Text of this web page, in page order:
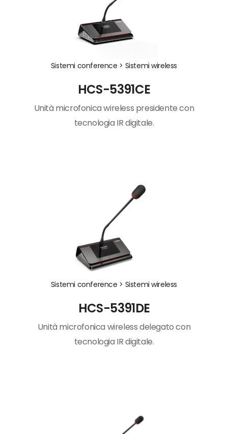
Sistemi conference > Sistemi wireless
HCS-5391CE
Unità microfonica wireless presidente con
tecnologia IR digitale.
Sistemi conference > Sistemi wireless
HCS-5391DE
Unità microfonica wireless delegato con
tecnologia IR digitale.